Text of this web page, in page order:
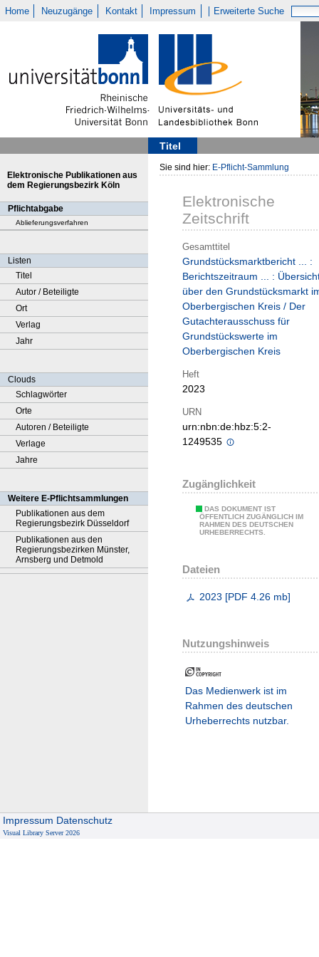
Home Neuzugänge Kontakt Impressum Erweiterte Suche
Titel
Elektronische Publikationen aus
dem Regierungsbezirk Köln
Pflichtabgabe
Ablieferungsverfahren
Listen
Titel
Autor / Beteiligte
Ort
Verlag
Jahr
Clouds
Schlagwörter
Orte
Autoren / Beteiligte
Verlage
Jahre
Weitere E-Pflichtsammlungen
Publikationen aus dem
Regierungsbezirk Düsseldorf
Publikationen aus den
Regierungsbezirken Münster,
Arnsberg und Detmold
Sie sind hier: E-Pflicht-Sammlung
Elektronische
Zeitschrift
Gesamttitel
Grundstücksmarktbericht ... :
Berichtszeitraum ... :
über den Grundstücksmarkt
Oberbergischen Kreis / Der
Gutachterausschuss für
Grundstückswerte im
Oberbergischen Kreis
Heft
2023
URN
urn:nbn:de:hbz:5:2-
1249535
Zugänglichkeit
DAS DOKUMENT IST
ÖFFENTLICH ZUGÄNGLICH IM
RAHMEN DES DEUTSCHEN
URHEBERRECHTS.
Dateien
2023 [PDF 4.26 mb]
Nutzungshinweis
Das Medienwerk ist im
Rahmen des deutschen
Urheberrechts nutzbar.
Impressum Datenschutz
Visual Library Server 2026